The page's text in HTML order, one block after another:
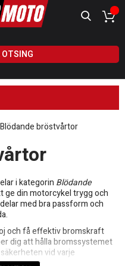
Blödande bröstvårtor
i kategorin Blödande
ge din motorcykel trygg och
med bra passform och
och få effektiv bromskraft
dig att hålla bromssystemet
vid varje